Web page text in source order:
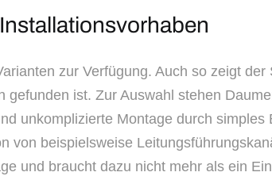
zur Verfügung. Auch so zeigt
ist. Zur Auswahl stehen
unkomplizierte Montage durch
von beispielsweise
und braucht dazu nicht mehr als ein